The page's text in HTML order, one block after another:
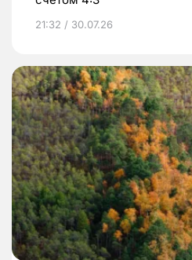
21:32 / 30.07.26